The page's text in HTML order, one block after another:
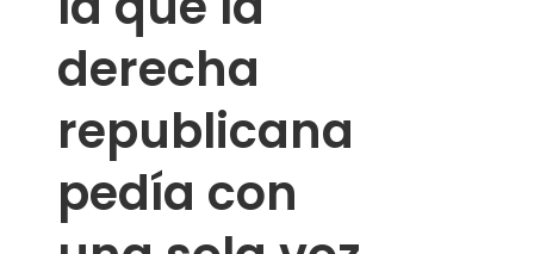
derecha
republicana
pedía con